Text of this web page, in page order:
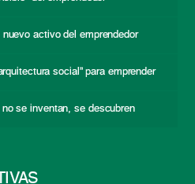
activo del emprendedor
social” para emprender
se inventan, se descubren